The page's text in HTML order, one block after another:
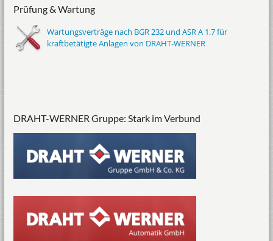
Prüfung & Wartung
Wartungsverträge nach BGR 232 und ASR A 1.7 für
kraftbetätigte Anlagen von DRAHT-WERNER
DRAHT-WERNER Gruppe: Stark im Verbund